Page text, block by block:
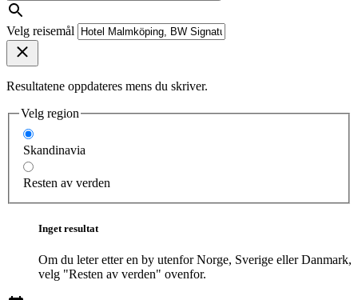
Velg reisemål
Resultatene oppdateres mens du skriver.
Velg region
Skandinavia
Resten av verden
Inget resultat
Om du leter etter en by utenfor Norge, Sverige eller Danmark,
velg "Resten av verden" ovenfor.